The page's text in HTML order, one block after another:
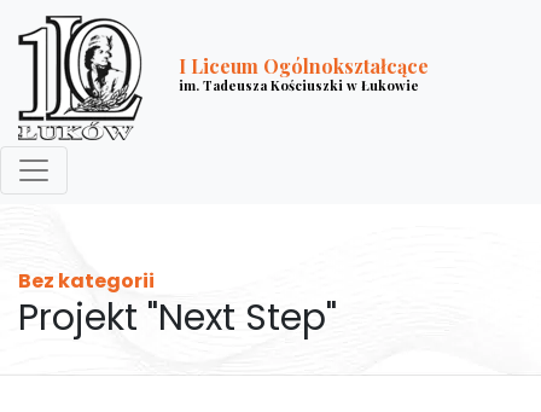
I Liceum Ogólnokształcące
im. Tadeusza Kościuszki w Łukowie
Bez kategorii
Projekt "Next Step"